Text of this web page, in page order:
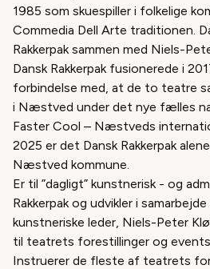
1985 som skuespiller i folkelige
Commedia Dell Arte traditionen.
Rakkerpak sammen med Niels-
Dansk Rakkerpak fusionerede i
forbindelse med, at de to teatre
i Næstved under det nye fælles
Faster Cool – Næstveds
2025 er det Dansk Rakkerpak
Næstved kommune.
Er til ”dagligt” kunstnerisk - og
Rakkerpak og udvikler i
kunstneriske leder, Niels-Peter
til teatrets forestillinger og
Instruerer de fleste af teatrets